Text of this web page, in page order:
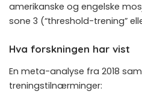
amerikanske og engelske
sone 3 (“threshold-trening”
Hva forskningen har vist
En meta-analyse fra 2018
treningstilnærminger: